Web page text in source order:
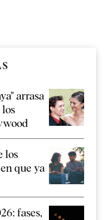
arrasa
los
que ya
fases,